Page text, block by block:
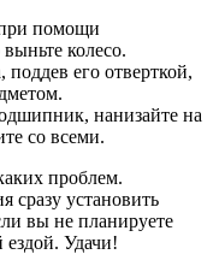
при помощи
колесо.
его отверткой,
нанизайте на
со всеми.
проблем.
сразу установить
вы не планируете
ездой. Удачи!